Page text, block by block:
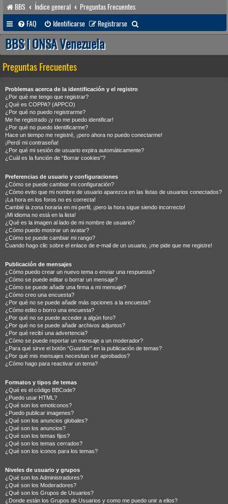
BBS Índice general
Preguntas Frecuentes
FAQ
Identificarse Registrarse
u
BBS | ONSA Venezuela
Preguntas Frecuentes
Problemas acerca de la identificación y el registro
¿Por qué me tengo que registrar?
¿Qué es COPPA? (APPCO)
¿Por qué no puedo registrarme?
Me he registrado ¡y no me puedo identificar!
¿Por qué no puedo identificarme?
Hace un tiempo me registré, ¡pero ahora no puedo conectarme!
¡Perdí mi contraseña!
¿Por qué mi sesión de usuario expira automáticamente?
¿Cuál es la función de “Borrar cookies”?
Preferencias de usuario y configuraciones
¿Cómo se puede cambiar mi configuración?
¿Cómo evito que mi nombre de usuario aparezca en las listas de usuarios conectados?
¡La hora en los foros no es correcta!
Cambié la zona horaria en mi perfil, ¡pero la hora sigue siendo incorrecto!
¡Mi idioma no está en la lista!
¿Qué es la imagen al lado de mi nombre de usuario?
¿Cómo puedo mostrar un avatar?
¿Cómo se puede cambiar mi rango?
Cuando hago clic sobre el enlace de e-mail de un usuario, ¡me pide que me registre!
Publicación de mensajes
¿Cómo puedo crear un nuevo tema o enviar una respuesta?
¿Cómo se puede editar o borrar un mensaje?
¿Cómo se puede añadir una firma a mi mensaje?
¿Cómo creo una encuesta?
¿Por qué no se puede añadir más opciones a la encuesta?
¿Cómo edito o borro una encuesta?
¿Por qué no se puede acceder a algún foro?
¿Por qué no se puede añadir archivos adjuntos?
¿Por qué recibí una advertencia?
¿Cómo se puede reportar un mensaje a un moderador?
¿Para qué sirve el botón “Guardar” en la publicación de temas?
¿Por qué mis mensajes necesitan ser aprobados?
¿Cómo hago para reactivar un tema?
Formatos y tipos de temas
¿Qué es el código BBCode?
¿Puedo usar HTML?
¿Qué son los emoticonos?
¿Puedo publicar imagenes?
¿Qué son los anuncios globales?
¿Qué son los anuncios?
¿Qué son los temas fijos?
¿Qué son los temas cerrados?
¿Qué son los iconos para los temas?
Niveles de usuario y grupos
¿Qué son los Administradores?
¿Qué son los Moderadores?
¿Qué son los Grupos de Usuarios?
¿Donde están los Grupos de Usuarios y como me puedo unir a ellos?